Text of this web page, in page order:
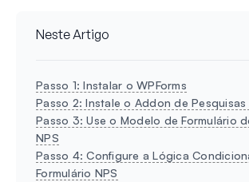
Neste Artigo
Passo 1: Instalar o WPForms
Passo 2: Instale o Addon de Pesquisas
Passo 3: Use o Modelo de Formulário
NPS
Passo 4: Configure a Lógica
Formulário NPS